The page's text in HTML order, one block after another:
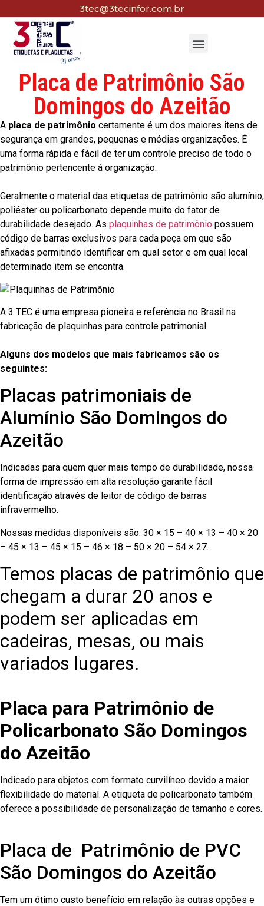
3tec@3tecinfor.com.br
Placa de Patrimônio São
Domingos do Azeitão
A placa de patrimônio certamente é um dos maiores itens de
segurança em grandes, pequenas e médias organizações. É
uma forma rápida e fácil de ter um controle preciso de todo o
patrimônio pertencente à organização.
Geralmente o material das etiquetas de patrimônio são alumínio,
poliéster ou policarbonato depende muito do fator de
durabilidade desejado. As plaquinhas de patrimônio possuem
código de barras exclusivos para cada peça em que são
afixadas permitindo identificar em qual setor e em qual local
determinado item se encontra.
A 3 TEC é uma empresa pioneira e referência no Brasil na
fabricação de plaquinhas para controle patrimonial.
Alguns dos modelos que mais fabricamos são os
seguintes:
Placas patrimoniais de
Alumínio São Domingos do
Azeitão
Indicadas para quem quer mais tempo de durabilidade, nossa
forma de impressão em alta resolução garante fácil
identificação através de leitor de código de barras
infravermelho.
Nossas medidas disponíveis são: 30 × 15 – 40 × 13 – 40 × 20
– 45 × 13 – 45 × 15 – 46 × 18 – 50 × 20 – 54 × 27.
Temos placas de patrimônio que
chegam a durar 20 anos e
podem ser aplicadas em
cadeiras, mesas, ou mais
variados lugares.
Placa para Patrimônio de
Policarbonato São Domingos
do Azeitão
Indicado para objetos com formato curvilíneo devido a maior
flexibilidade do material. A etiqueta de policarbonato também
oferece a possibilidade de personalização de tamanho e cores.
Placa de Patrimônio de PVC
São Domingos do Azeitão
Tem um ótimo custo benefício em relação às outras opções e